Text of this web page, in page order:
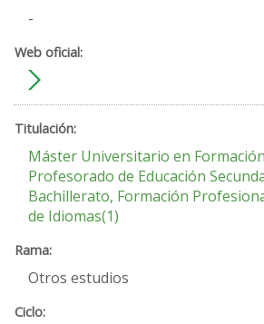
-
Máster Universitario en
Profesorado de Educación
Bachillerato, Formación
de Idiomas(1)
Otros estudios